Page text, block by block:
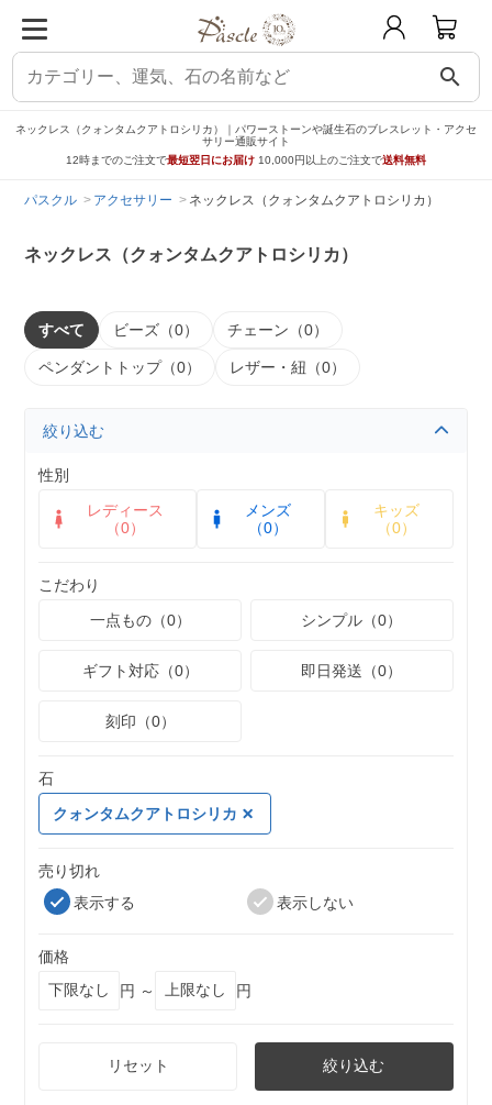
search
ネックレス（クォンタムクアトロシリカ）｜パワーストーンや誕生石のブレスレット・アクセ
サリー通販サイト
12時までのご注文で最短翌日にお届け 10,000円以上のご注文で送料無料
パスクル アクセサリー ネックレス（クォンタムクアトロシリカ）
ネックレス（クォンタムクアトロシリカ）
すべて ビーズ（0） チェーン（0）
ペンダントトップ（0） レザー・紐（0）
絞り込む
性別
レディース
（0）
メンズ
（0）
キッズ
（0）
こだわり
一点もの（0）
シンプル（0）
ギフト対応（0） 即日発送（0）
刻印（0）
石
クォンタムクアトロシリカ
売り切れ
表示する
表示しない
価格
円 ～
円
リセット 絞り込む